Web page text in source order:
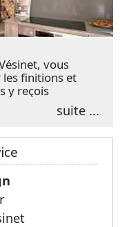
vous
finitions et
y reçois
projet et
choix plussuite ...